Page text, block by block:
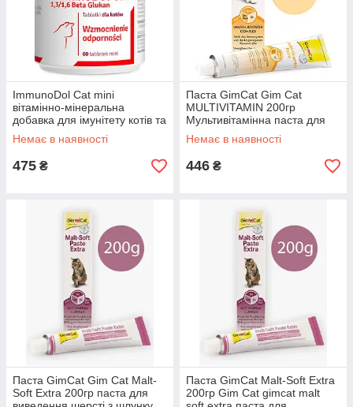
ImmunoDol Cat mini
вітамінно-мінеральна
добавка для імунітету котів та
кішок та відновлення сил, 60
таблеток Dolfos імунудол кет
Немає в наявності
475 ₴
Паста GimCat Gim Cat
MULTIVITAMIN 200гр
Мультивітамінна паста для
котів і кішок GIMBORN 12/26
Немає в наявності
446 ₴
Паста GimCat Gim Cat Malt-
Soft Extra 200гр паста для
Паста GimCat Malt-Soft Extra
200гр Gim Cat gimcat malt